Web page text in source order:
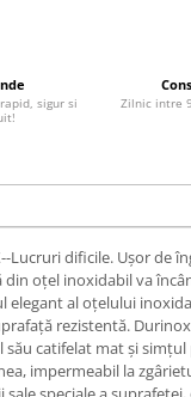
sigur si
Zilnic intre
Lucruri dificile. Ușor de
din oțel inoxidabil va
elegant al oțelului
rezistentă.
său catifelat mat și
impermeabil la